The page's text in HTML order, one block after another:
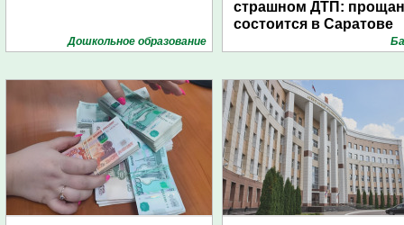
Дошкольное образование
страшном ДТП:
состоится в Саратове